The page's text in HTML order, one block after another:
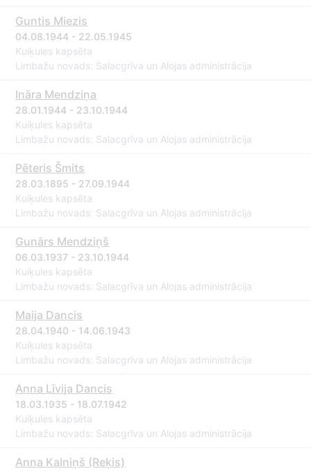
Guntis Miezis
04.08.1944 - 22.05.1945
Kuiķules kapsēta
Limbažu novads: Salacgrīva un Alojas administrācija
Ināra Mendziņa
28.01.1944 - 23.10.1944
Kuiķules kapsēta
Limbažu novads: Salacgrīva un Alojas administrācija
Pēteris Šmits
28.03.1895 - 27.09.1944
Kuiķules kapsēta
Limbažu novads: Salacgrīva un Alojas administrācija
Gunārs Mendziņš
06.03.1937 - 23.10.1944
Kuiķules kapsēta
Limbažu novads: Salacgrīva un Alojas administrācija
Maija Dancis
28.04.1940 - 14.06.1943
Kuiķules kapsēta
Limbažu novads: Salacgrīva un Alojas administrācija
Anna Līvija Dancis
18.03.1935 - 18.07.1942
Kuiķules kapsēta
Limbažu novads: Salacgrīva un Alojas administrācija
Anna Kalniņš (Reķis)